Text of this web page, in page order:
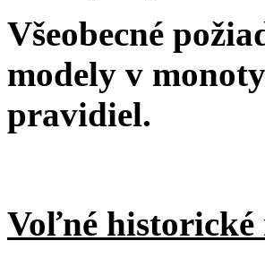
Všeobecné
modely v
pravidiel.
Voľné historické